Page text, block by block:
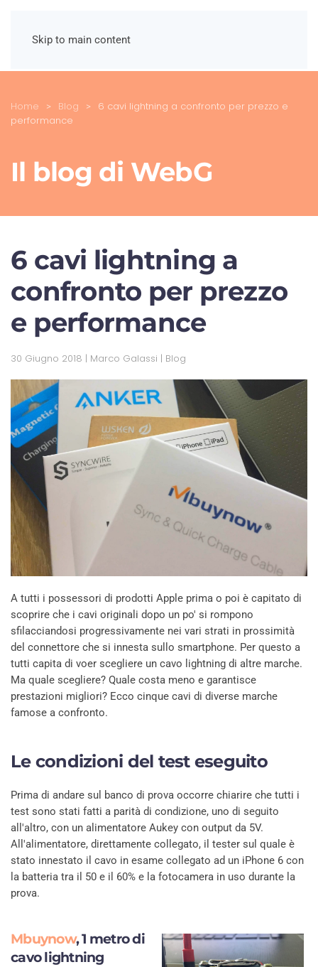
Skip to main content
Home Blog
6 cavi lightning a confronto per prezzo e
performance
Il blog di WebG
6 cavi lightning a
confronto per prezzo
e performance
30 Giugno 2018 | Marco Galassi | Blog
A tutti i possessori di prodotti Apple prima o poi è capitato di
scoprire che i cavi originali dopo un po' si rompono
sfilacciandosi progressivamente nei vari strati in prossimità
del connettore che si innesta sullo smartphone. Per questo a
tutti capita di voer scegliere un cavo lightning di altre marche.
Ma quale scegliere? Quale costa meno e garantisce
prestazioni migliori? Ecco cinque cavi di diverse marche
famose a confronto.
Le condizioni del test eseguito
Prima di andare sul banco di prova occorre chiarire che tutti i
test sono stati fatti a parità di condizione, uno di seguito
all'altro, con un alimentatore Aukey con output da 5V.
All'alimentatore, direttamente collegato, il tester sul quale è
stato innestato il cavo in esame collegato ad un iPhone 6 con
la batteria tra il 50 e il 60% e la fotocamera in uso durante la
prova.
Mbuynow, 1 metro di
cavo lightning